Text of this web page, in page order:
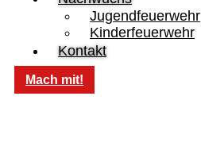
Jugendfeuerwehr
Kinderfeuerwehr
Kontakt
Mach mit!